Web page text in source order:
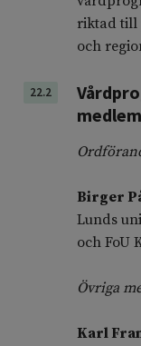
riktad till
och
22.2
Birger
Lunds
och FoU
Övriga
Karl